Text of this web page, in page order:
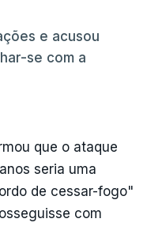
e acusou
se com a
que o ataque
seria uma
de cessar-fogo"
com